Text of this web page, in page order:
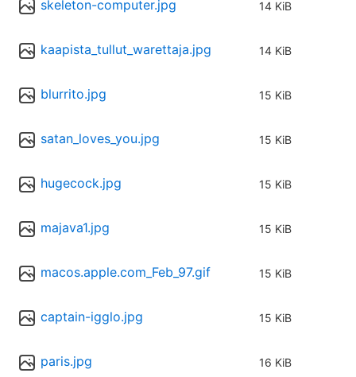
skeleton-computer.jpg 14 KiB
kaapista_tullut_warettaja.jpg 14 KiB
blurrito.jpg 15 KiB
satan_loves_you.jpg 15 KiB
hugecock.jpg 15 KiB
majava1.jpg 15 KiB
macos.apple.com_Feb_97.gif 15 KiB
captain-igglo.jpg 15 KiB
paris.jpg 16 KiB